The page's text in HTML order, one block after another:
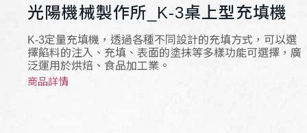
光陽機械製作所_K-3桌上型充填機
K-3定量充填機，透過各種不同設計的充填方式，可以選
擇餡料的注入、充填、表面的塗抹等多樣功能可選擇，廣
泛運用於烘焙、食品加工業。
商品詳情